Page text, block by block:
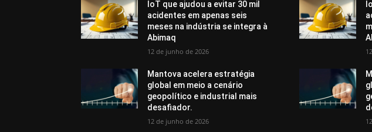
IoT que ajudou a evitar 30 mil
acidentes em apenas seis
meses na indústria se integra à
Abimaq
12 de junho de 2026
Mantova acelera estratégia
global em meio a cenário
geopolítico e industrial mais
desafiador.
12 de junho de 2026